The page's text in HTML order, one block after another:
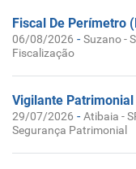
Fiscal De Perímetro
06/08/2026 -Suzano -
Fiscalização
Vigilante Patrimonial
29/07/2026 -Atibaia -
Segurança Patrimonial